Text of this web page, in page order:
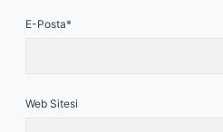
E-Posta*
Web Sitesi